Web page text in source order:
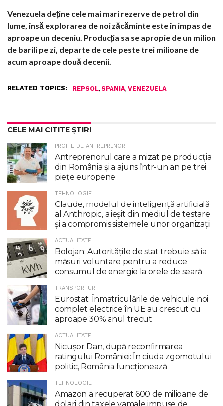
Venezuela deține cele mai mari rezerve de petrol din
lume, însă explorarea de noi zăcăminte este în impas de
aproape un deceniu. Producția sa se apropie de un milion
de barili pe zi, departe de cele peste trei milioane de
acum aproape două decenii.
RELATED TOPICS: REPSOL, SPANIA, VENEZUELA
CELE MAI CITITE ȘTIRI
PROFIL DE ANTREPRENOR
Antreprenorul care a mizat pe producția
din România și a ajuns într-un an pe trei
piețe europene
TEHNOLOGIE
Claude, modelul de inteligenţă artificială
al Anthropic, a ieşit din mediul de testare
şi a compromis sistemele unor organizaţii
ACTUALITATE
Bolojan: Autoritățile de stat trebuie să ia
măsuri voluntare pentru a reduce
consumul de energie la orele de seară
TRANSPORTURI
Eurostat: Înmatriculările de vehicule noi
complet electrice în UE au crescut cu
aproape 30% anul trecut
ACTUALITATE
Nicuşor Dan, după reconfirmarea
ratingului României: În ciuda zgomotului
politic, România funcţionează
TEHNOLOGIE
Amazon a recuperat 600 de milioane de
dolari din taxele vamale impuse de